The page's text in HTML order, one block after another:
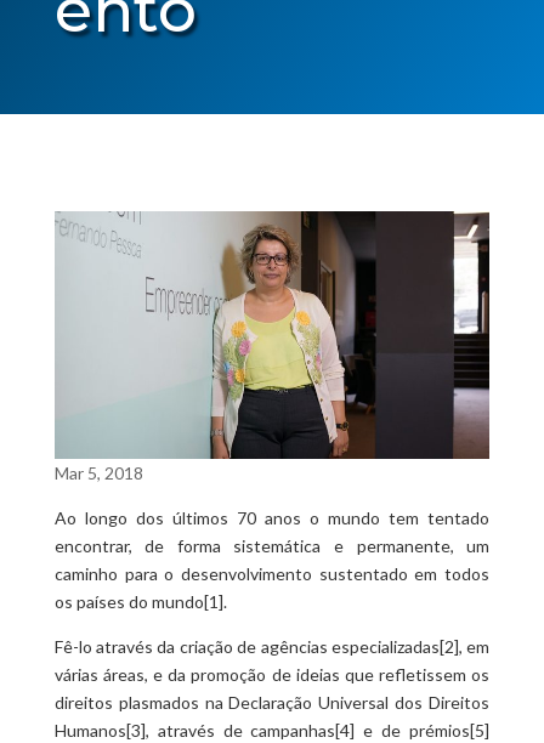
Mar 5, 2018
Ao longo dos últimos 70 anos o mundo tem tentado
encontrar, de forma sistemática e permanente, um
caminho para o desenvolvimento sustentado em todos
os países do mundo[1].
Fê-lo através da criação de agências especializadas[2], em
várias áreas, e da promoção de ideias que refletissem os
direitos plasmados na Declaração Universal dos Direitos
Humanos[3], através de campanhas[4] e de prémios[5]